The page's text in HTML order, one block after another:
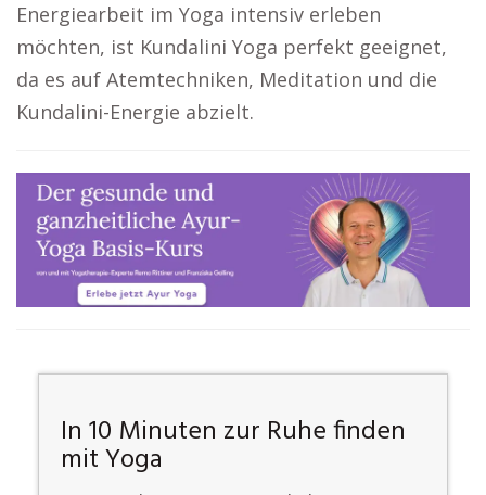
Energiearbeit im Yoga intensiv erleben
möchten, ist Kundalini Yoga perfekt geeignet,
da es auf Atemtechniken, Meditation und die
Kundalini-Energie abzielt.
In 10 Minuten zur Ruhe finden
mit Yoga